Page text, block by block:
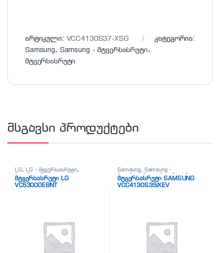
არტიკული: VCC4130S37-XSG
კატეგორია:
Samsung, Samsung - მტვერსასრუტი,
მტვერსასრუტი
მსგავსი პროდუქტები
LG, LG - მტვერსასრუტი,
მტვერსასრუტი
მტვერსასრუტი LG
VC53000EBNT
Samsung, Samsung -
მტვერსასრუტი , მტვერსასრუტი
მტვერსასრუტი SAMSUNG
VCC4130S39/XEV